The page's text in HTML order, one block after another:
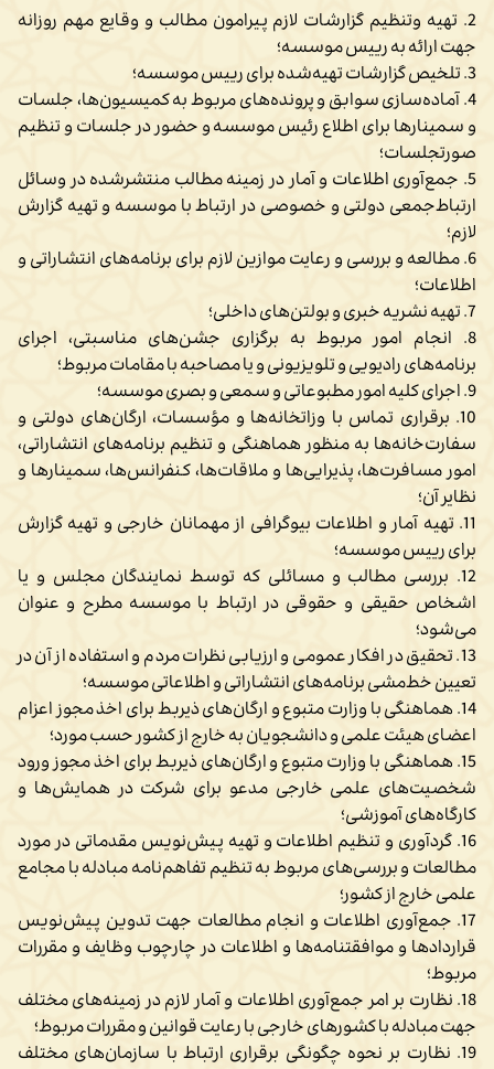
2. تهیه وتنظیم گزارشات لازم پیرامون مطالب و وقایع مهم روزانه
جهت ارائه به رییس موسسه؛
3. تلخیص گزارشات تهیه‌شده برای رییس موسسه؛
4. آماده‌سازی سوابق و پرونده‌های مربوط به کمیسیون‌ها، جلسات
و سمینارها برای اطلاع رئیس موسسه و حضور در جلسات و تنظیم
صورتجلسات؛
5. جمع‌آوری اطلاعات و آمار در زمینه مطالب منتشرشده در وسائل
ارتباط‌جمعی دولتی و خصوصی در ارتباط با موسسه و تهیه گزارش
لازم؛
6. مطالعه و بررسی و رعایت موازین لازم برای برنامه‌های انتشاراتی و
اطلاعات؛
7. تهیه نشریه خبری و بولتن‌های داخلی؛
8. انجام امور مربوط به برگزاری جشن‌های مناسبتی، اجرای
برنامه‌های رادیویی و تلویزیونی و یا مصاحبه با مقامات مربوط؛
9. اجرای کلیه امور مطبوعاتی و سمعی و بصری موسسه؛
10. برقراری تماس با وزاتخانه‌ها و مؤسسات، ارگان‌های دولتی و
سفارت‌خانه‌ها به منظور هماهنگی و تنظیم برنامه‌های انتشاراتی،
امور مسافرت‌ها، پذیرایی‌ها و ملاقات‌ها، کنفرانس‌ها، سمینارها و
نظایر آن؛
11. تهیه آمار و اطلاعات بیوگرافی از مهمانان خارجی و تهیه گزارش
برای رییس موسسه؛
12. بررسی مطالب و مسائلی که توسط نمایندگان مجلس و یا
اشخاص حقیقی و حقوقی در ارتباط با موسسه مطرح و عنوان
می‌شود؛
13. تحقیق در افکار عمومی و ارزیابی نظرات مردم و استفاده از آن در
تعیین خط‌مشی برنامه‌های انتشاراتی و اطلاعاتی موسسه؛
14. هماهنگی با وزارت متبوع و ارگان‌های ذیربط برای اخذ مجوز اعزام
اعضای هیئت علمی و دانشجویان به خارج از کشور حسب مورد؛
15. هماهنگی با وزارت متبوع و ارگان‌های ذیربط برای اخذ مجوز ورود
شخصیت‌های علمی خارجی مدعو برای شرکت در همایش‌ها و
کارگاه‌های آموزشی؛
16. گرد‌آوری و تنظیم اطلاعات و تهیه پیش‌نویس مقدماتی در مورد
مطالعات و بررسی‌های مربوط به تنظیم تفاهم‌نامه مبادله با مجامع
علمی خارج از کشور؛
17. جمع‌آوری اطلاعات و انجام مطالعات جهت تدوین پیش‌نویس
قراردادها و موافقتنامه‌ها و اطلاعات در چارچوب وظایف و مقررات
مربوط؛
18. نظارت بر امر جمع‌آوری اطلاعات و آمار لازم در زمینه‌های مختلف
جهت مبادله با کشور‌های خارجی با رعایت قوانین و مقررات مربوط؛
19. نظارت بر نحوه چگونگی برقراری ارتباط با سازمان‌های مختلف